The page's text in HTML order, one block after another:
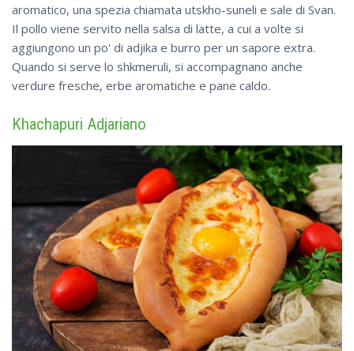
aromatico, una spezia chiamata utskho-suneli e sale di Svan.
Il pollo viene servito nella salsa di latte, a cui a volte si
aggiungono un po' di adjika e burro per un sapore extra.
Quando si serve lo shkmeruli, si accompagnano anche
verdure fresche, erbe aromatiche e pane caldo.
Khachapuri Adjariano